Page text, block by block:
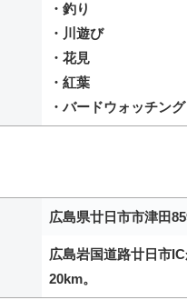
・釣り
・川遊び
・花見
・紅葉
・バードウォッチング
広島県廿日市市津田
広島岩国道路廿日市
20km。